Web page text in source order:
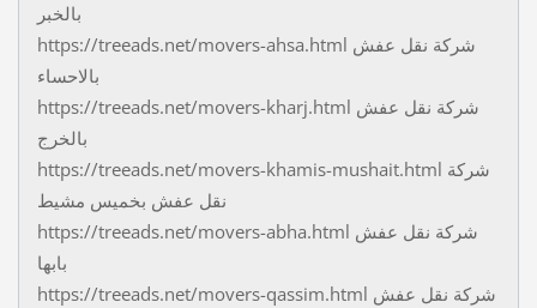
بالخبر
https://treeads.net/movers-ahsa.html شركة نقل عفش
بالاحساء
https://treeads.net/movers-kharj.html شركة نقل عفش
بالخرج
https://treeads.net/movers-khamis-mushait.html شركة
نقل عفش بخميس مشيط
https://treeads.net/movers-abha.html شركة نقل عفش
بابها
https://treeads.net/movers-qassim.html شركة نقل عفش